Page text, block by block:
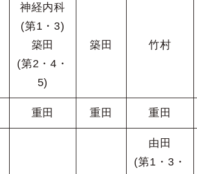
神経内科
(第1・3)
築田
(第2・4・
5)
築田 竹村
重田 重田 重田
由田
(第1・3・